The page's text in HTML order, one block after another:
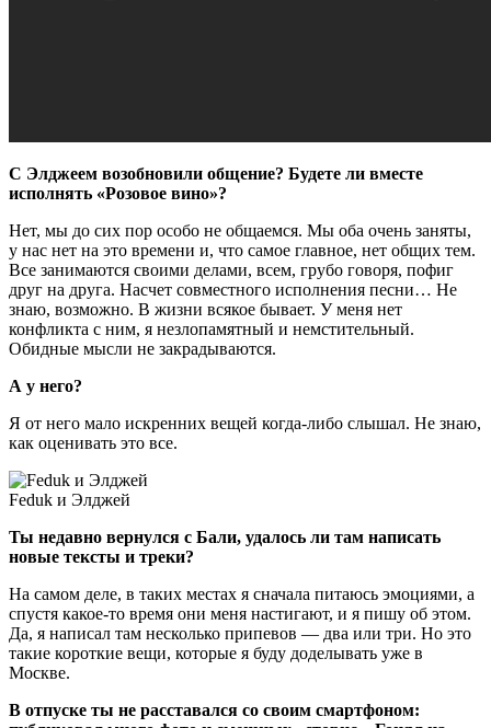
С Элджеем возобновили общение? Будете ли вместе
исполнять «Розовое вино»?
Нет, мы до сих пор особо не общаемся. Мы оба очень заняты,
у нас нет на это времени и, что самое главное, нет общих тем.
Все занимаются своими делами, всем, грубо говоря, пофиг
друг на друга. Насчет совместного исполнения песни… Не
знаю, возможно. В жизни всякое бывает. У меня нет
конфликта с ним, я незлопамятный и немстительный.
Обидные мысли не закрадываются.
А у него?
Я от него мало искренних вещей когда-либо слышал. Не знаю,
как оценивать это все.
Feduk и Элджей
Ты недавно вернулся с Бали, удалось ли там написать
новые тексты и треки?
На самом деле, в таких местах я сначала питаюсь эмоциями, а
спустя какое-то время они меня настигают, и я пишу об этом.
Да, я написал там несколько припевов — два или три. Но это
такие короткие вещи, которые я буду доделывать уже в
Москве.
В отпуске ты не расставался со своим смартфоном: